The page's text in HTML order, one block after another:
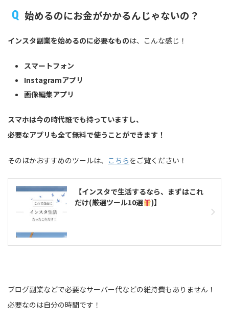
始めるのにお金がかかるんじゃないの？
インスタ副業を始めるのに必要なものは、こんな感じ！
スマートフォン
Instagramアプリ
画像編集アプリ
スマホは今の時代誰でも持っていますし、
必要なアプリも全て無料で使うことができます！
そのほかおすすめのツールは、 こちらをご覧ください！
【インスタで生活するなら、まずはこれ
だけ(厳選ツール10選
)】
ブログ副業などで必要なサーバー代などの維持費もありません！
必要なのは自分の時間です！